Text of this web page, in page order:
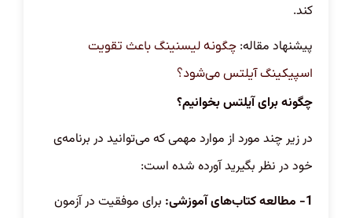
کند.
پیشنهاد مقاله: چگونه لیسنینگ باعث تقویت
اسپیکینگ آیلتس می‌شود؟
چگونه برای آیلتس بخوانیم؟
در زیر چند مورد از موارد مهمی که می‌توانید در برنامه‌ی
خود در نظر بگیرید آورده شده است:
1- مطالعه کتاب‌های آموزشی:
برای موفقیت در آزمون